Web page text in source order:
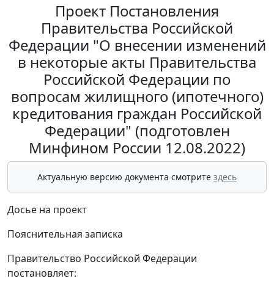
Проект Постановления
Правительства Российской
Федерации "О внесении изменений
в некоторые акты Правительства
Российской Федерации по
вопросам жилищного (ипотечного)
кредитования граждан Российской
Федерации" (подготовлен
Минфином России 12.08.2022)
Актуальную версию документа смотрите здесь
Досье на проект
Пояснительная записка
Правительство Российской Федерации
постановляет: